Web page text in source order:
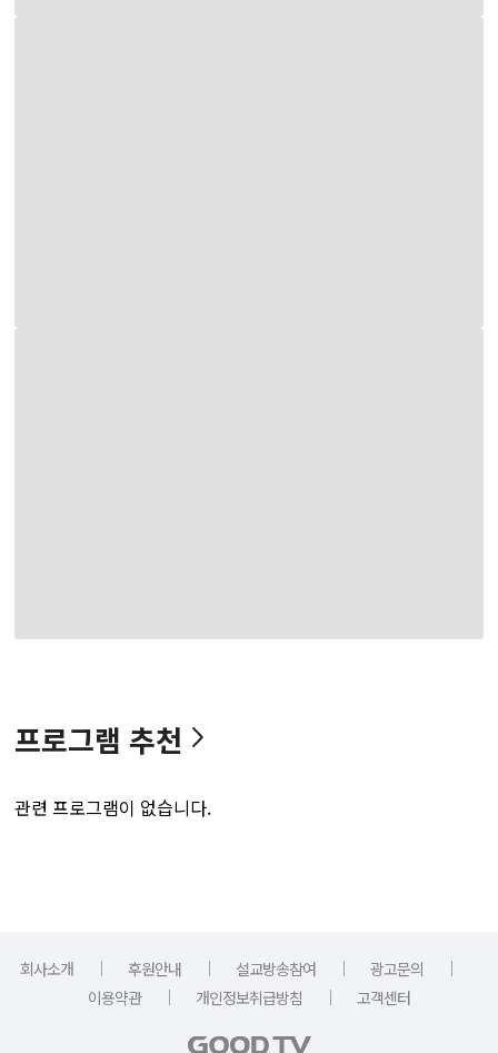
프로그램 추천
관련 프로그램이 없습니다.
회사소개 ｜ 후원안내 ｜ 설교방송참여 ｜ 광고문의
｜
이용약관
｜ 개인정보취급방침 ｜ 고객센터